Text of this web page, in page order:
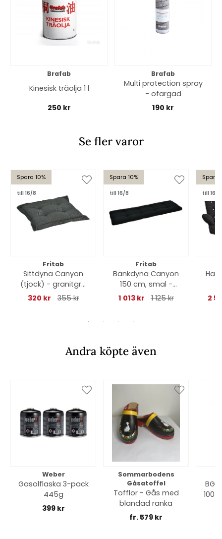
Brafab
Kinesisk träolja 1 l
250 kr
Brafab
Multi protection spray
- ofärgad
190 kr
Se fler varor
Spara 10%
till 16/8
Fritab
Sittdyna Canyon
(tjock) - granitgrå
struktur
320 kr 355 kr
Spara 10%
till 16/8
Fritab
Bänkdyna Canyon
150 cm, smal -
svart struktur
1 013 kr 1 125 kr
Spara
till 16/8
2
Andra köpte även
Weber
Gasolflaska 3-pack
445g
399 kr
Sommarbodens
Gåsatoffel
Tofflor - Gås med
blandad ranka
fr. 579 kr